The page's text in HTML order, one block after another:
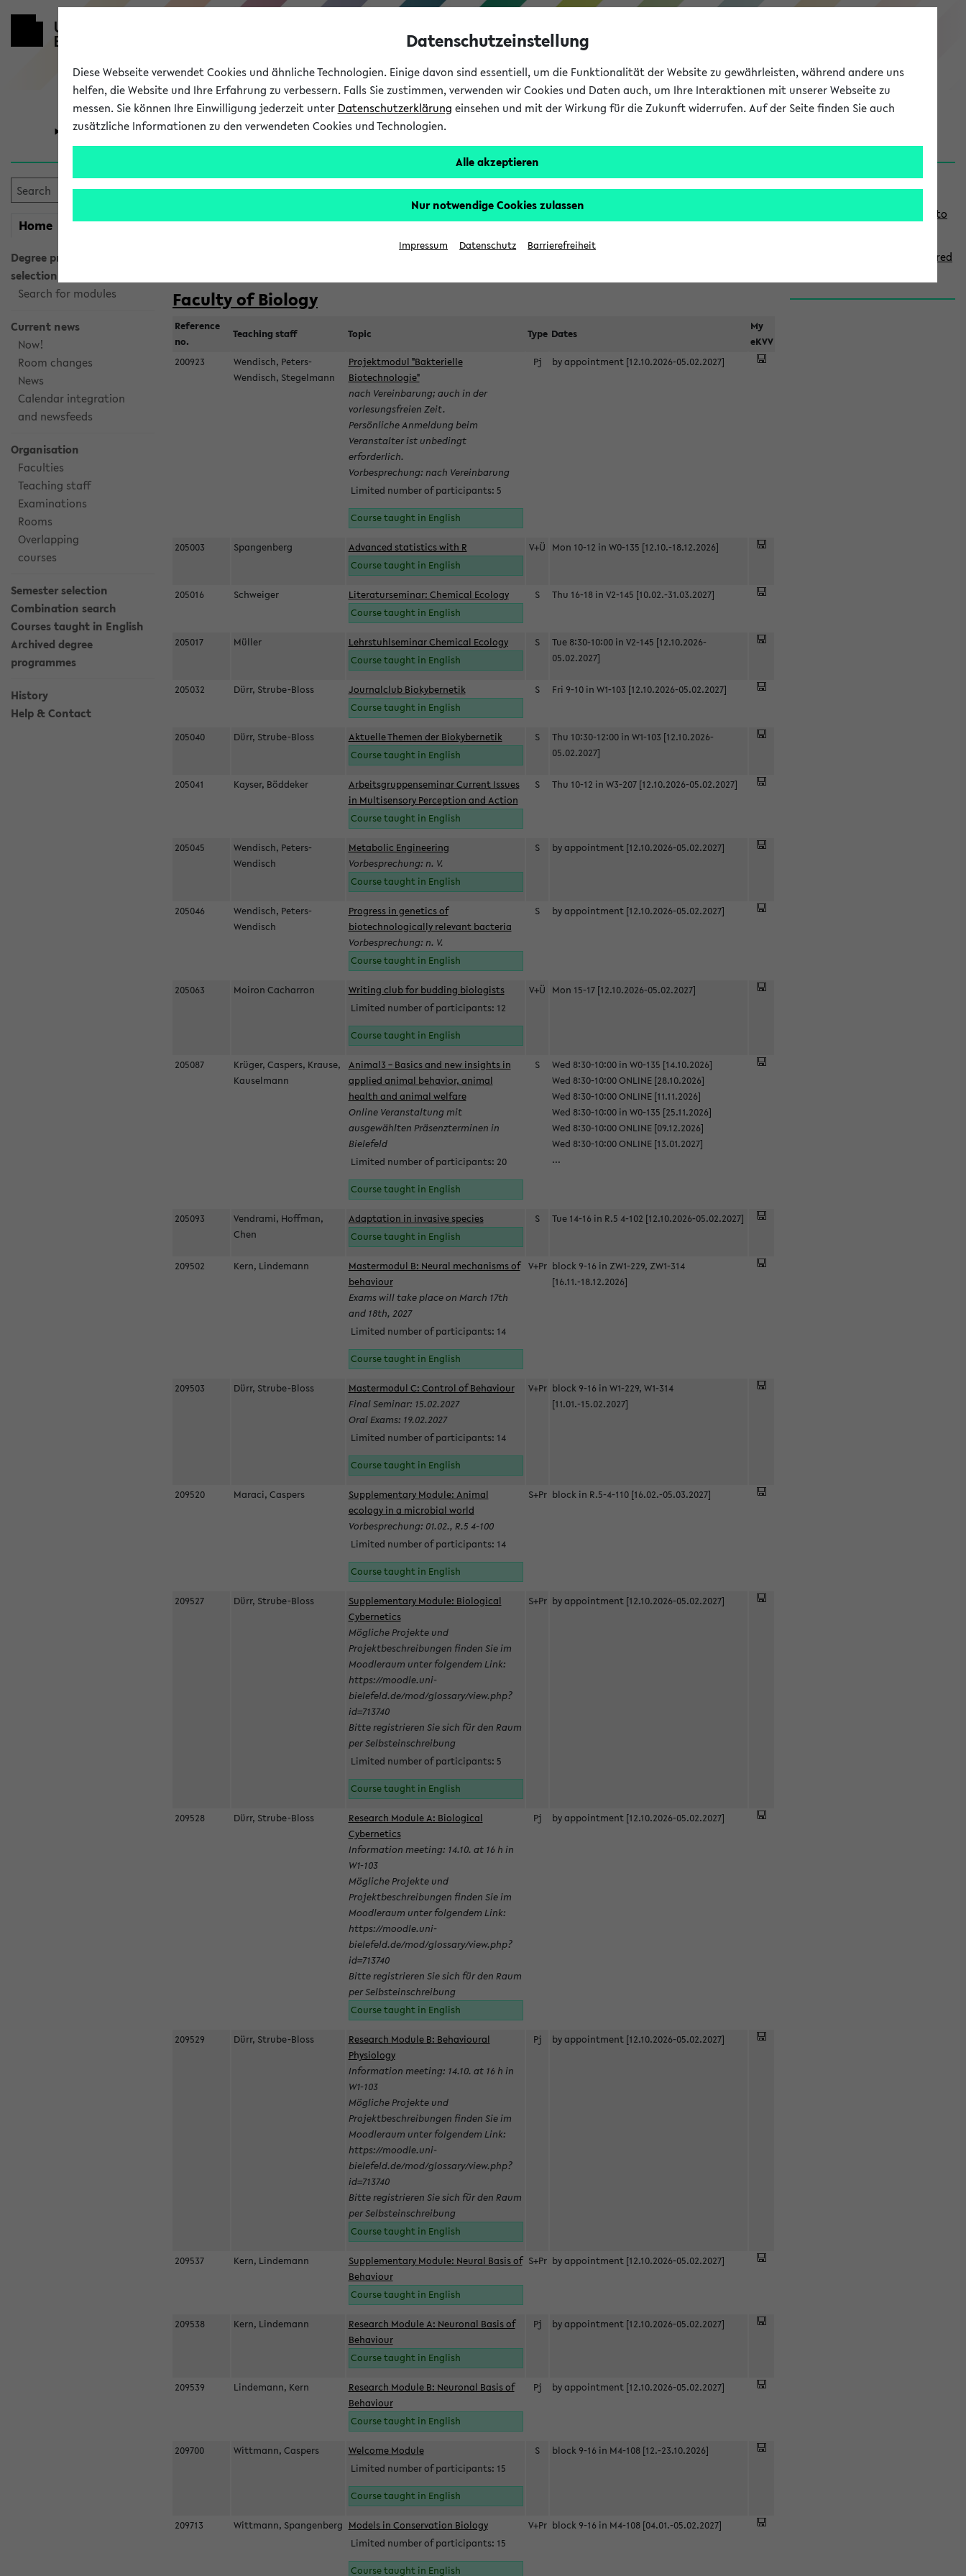
eKVV
University Research Studies
Home myeKVV
Degree programme
selection
Search for modules
Current news
Now!
Room changes
News
Calendar integration
and newsfeeds
Organisation
Faculties
Teaching staff
Examinations
Rooms
Overlapping
courses
Semester selection
Combination search
Courses taught in English
Archived degree
programmes
History
Help & Contact
Courses taught in English
Semester:
Faculty of Biology
Reference
no.
Teaching staff Topic Type Dates
My
eKVV
200923
Wendisch, Peters-
Wendisch, Stegelmann
Projektmodul "Bakterielle
Biotechnologie"
nach Vereinbarung; auch in der
vorlesungsfreien Zeit.
Persönliche Anmeldung beim
Veranstalter ist unbedingt
erforderlich.
Vorbesprechung: nach Vereinbarung
Limited number of participants: 5
Course taught in English
Pj by appointment [12.10.2026-05.02.2027]
205003 Spangenberg
Advanced statistics with R
Course taught in English
V+Ü Mon 10-12 in W0-135 [12.10.-18.12.2026]
205016 Schweiger
Literaturseminar: Chemical Ecology
Course taught in English
S Thu 16-18 in V2-145 [10.02.-31.03.2027]
205017 Müller
Lehrstuhlseminar Chemical Ecology
Course taught in English
S
Tue 8:30-10:00 in V2-145 [12.10.2026-
05.02.2027]
205032 Dürr, Strube-Bloss
Journalclub Biokybernetik
Course taught in English
S Fri 9-10 in W1-103 [12.10.2026-05.02.2027]
205040 Dürr, Strube-Bloss
Aktuelle Themen der Biokybernetik
Course taught in English
S
Thu 10:30-12:00 in W1-103 [12.10.2026-
05.02.2027]
205041 Kayser, Böddeker
Arbeitsgruppenseminar Current Issues
in Multisensory Perception and Action
Course taught in English
S Thu 10-12 in W3-207 [12.10.2026-05.02.2027]
205045
Wendisch, Peters-
Wendisch
Metabolic Engineering
Vorbesprechung: n. V.
Course taught in English
S by appointment [12.10.2026-05.02.2027]
205046
Wendisch, Peters-
Wendisch
Progress in genetics of
biotechnologically relevant bacteria
Vorbesprechung: n. V.
Course taught in English
S by appointment [12.10.2026-05.02.2027]
205063 Moiron Cacharron
Writing club for budding biologists
Limited number of participants: 12
Course taught in English
V+Ü Mon 15-17 [12.10.2026-05.02.2027]
205087
Krüger, Caspers, Krause,
Kauselmann
Animal3 – Basics and new insights in
applied animal behavior, animal
health and animal welfare
Online Veranstaltung mit
ausgewählten Präsenzterminen in
Bielefeld
Limited number of participants: 20
Course taught in English
S
Wed 8:30-10:00 in W0-135 [14.10.2026]
Wed 8:30-10:00 ONLINE [28.10.2026]
Wed 8:30-10:00 ONLINE [11.11.2026]
Wed 8:30-10:00 in W0-135 [25.11.2026]
Wed 8:30-10:00 ONLINE [09.12.2026]
Wed 8:30-10:00 ONLINE [13.01.2027]
...
205093
Vendrami, Hoffman,
Chen
Adaptation in invasive species
Course taught in English
S Tue 14-16 in R.5 4-102 [12.10.2026-05.02.2027]
209502 Kern, Lindemann
Mastermodul B: Neural mechanisms of
behaviour
Exams will take place on March 17th
and 18th, 2027
Limited number of participants: 14
Course taught in English
V+Pr block 9-16 in ZW1-229, ZW1-314
[16.11.-18.12.2026]
209503 Dürr, Strube-Bloss
Mastermodul C: Control of Behaviour
Final Seminar: 15.02.2027
Oral Exams: 19.02.2027
Limited number of participants: 14
Course taught in English
V+Pr block 9-16 in W1-229, W1-314
[11.01.-15.02.2027]
209520 Maraci, Caspers
Supplementary Module: Animal
ecology in a microbial world
Vorbesprechung: 01.02., R.5 4-100
Limited number of participants: 14
Course taught in English
S+Pr block in R.5-4-110 [16.02.-05.03.2027]
209527 Dürr, Strube-Bloss
Supplementary Module: Biological
Cybernetics
Mögliche Projekte und
Projektbeschreibungen finden Sie im
Moodleraum unter folgendem Link:
https://moodle.uni-
bielefeld.de/mod/glossary/view.php?
id=713740
Bitte registrieren Sie sich für den Raum
per Selbsteinschreibung
Limited number of participants: 5
Course taught in English
S+Pr by appointment [12.10.2026-05.02.2027]
209528 Dürr, Strube-Bloss
Research Module A: Biological
Cybernetics
Information meeting: 14.10. at 16 h in
W1-103
Mögliche Projekte und
Projektbeschreibungen finden Sie im
Moodleraum unter folgendem Link:
https://moodle.uni-
bielefeld.de/mod/glossary/view.php?
id=713740
Bitte registrieren Sie sich für den Raum
per Selbsteinschreibung
Course taught in English
Pj by appointment [12.10.2026-05.02.2027]
209529 Dürr, Strube-Bloss
Research Module B: Behavioural
Physiology
Information meeting: 14.10. at 16 h in
W1-103
Mögliche Projekte und
Projektbeschreibungen finden Sie im
Moodleraum unter folgendem Link:
https://moodle.uni-
bielefeld.de/mod/glossary/view.php?
id=713740
Bitte registrieren Sie sich für den Raum
per Selbsteinschreibung
Course taught in English
Pj by appointment [12.10.2026-05.02.2027]
209537 Kern, Lindemann
Supplementary Module: Neural Basis of
Behaviour
Course taught in English
S+Pr by appointment [12.10.2026-05.02.2027]
209538 Kern, Lindemann
Research Module A: Neuronal Basis of
Behaviour
Course taught in English
Pj by appointment [12.10.2026-05.02.2027]
209539 Lindemann, Kern
Research Module B: Neuronal Basis of
Behaviour
Course taught in English
Pj by appointment [12.10.2026-05.02.2027]
209700 Wittmann, Caspers
Welcome Module
Limited number of participants: 15
Course taught in English
S block 9-16 in M4-108 [12.-23.10.2026]
209713 Wittmann, Spangenberg Models in Conservation Biology
Limited number of participants: 15
Course taught in English
V+Pr block 9-16 in M4-108 [04.01.-05.02.2027]
S
d
Links
Use the combination search to
How to indicate courses offered
Datenschutzeinstellung
Diese Webseite verwendet Cookies und ähnliche Technologien. Einige davon sind essentiell, um die Funktionalität der Website zu gewährleisten, während andere uns
helfen, die Website und Ihre Erfahrung zu verbessern. Falls Sie zustimmen, verwenden wir Cookies und Daten auch, um Ihre Interaktionen mit unserer Webseite zu
messen. Sie können Ihre Einwilligung jederzeit unter Datenschutzerklärung einsehen und mit der Wirkung für die Zukunft widerrufen. Auf der Seite finden Sie auch
zusätzliche Informationen zu den verwendeten Cookies und Technologien.
Alle akzeptieren
Nur notwendige Cookies zulassen
Impressum Datenschutz Barrierefreiheit